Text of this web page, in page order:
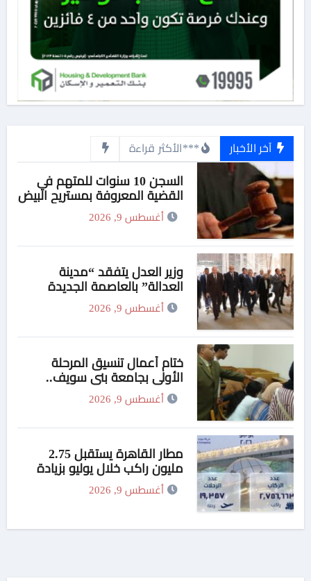
آخر الأخبار ***الأكثر قراءة
السجن 10 سنوات للمتهم في
القضية المعروفة بمستريح البيض
أغسطس 9, 2026
وزير العدل يتفقد “مدينة
العدالة” بالعاصمة الجديدة
وبرفقته رئيسا هيئة قضايا الدولة
وهيئة النيابة الإدارية
أغسطس 9, 2026
ختام أعمال تنسيق المرحلة
الأولى بجامعة بني سويف..
1148 طالبًا وطالبة سجلوا
رغباتهم
أغسطس 9, 2026
مطار القاهرة يستقبل 2.75
مليون راكب خلال يوليو بزيادة
أغسطس 9, 2026